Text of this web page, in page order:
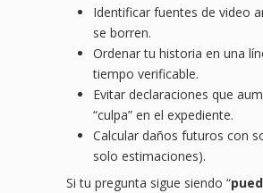
Identificar fuentes de video
se borren.
Ordenar tu historia en una
tiempo verificable.
Evitar declaraciones que
“culpa” en el expediente.
Calcular daños futuros con
solo estimaciones).
Si tu pregunta sigue siendo “